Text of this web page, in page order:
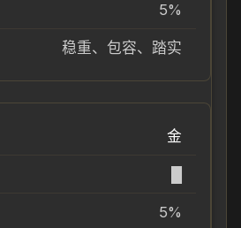
5%
稳重、包容、踏实
金
5%